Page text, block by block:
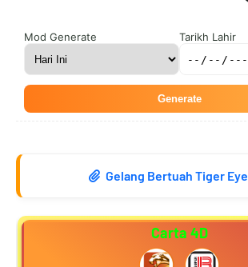
0
1
7
8
6
7
Mod Generate Tarikh Lahir
Generate
Gelang Bertuah Tiger Eye
Carta 4D